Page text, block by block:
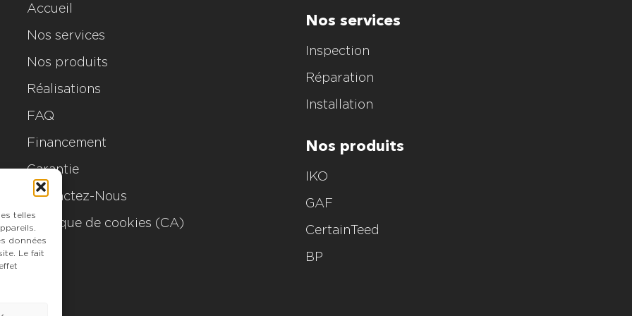
telles
données
Le fait
Accueil
Nos services
Nos produits
Réalisations
FAQ
Financement
Garantie
Contactez-Nous
Politique de cookies (CA)
Nos services
Inspection
Réparation
Installation
Nos produits
IKO
GAF
CertainTeed
BP